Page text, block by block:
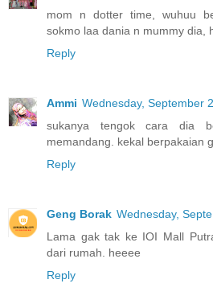
mom n dotter time, wuhuu
sokmo laa dania n mummy dia,
Reply
Ammi Wednesday, September
sukanya tengok cara dia
memandang. kekal berpakaian
Reply
Geng Borak Wednesday,
Lama gak tak ke IOI Mall
dari rumah. heeee
Reply